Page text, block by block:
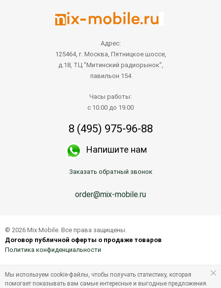
Адрес:
125464, г. Москва, Пятницкое шоссе,
д.18, ТЦ "Митинский радиорынок",
павильон 154
Часы работы:
с 10.00 до 19.00
8 (495) 975-96-88
Напишите нам
Заказать обратный звонок
order@mix-mobile.ru
© 2026 Mix Mobile. Все права защищены.
Договор публичной оферты о продаже товаров
Политика конфиденциальности
Мы используем cookie-файлы, чтобы получать статистику, которая
помогает показывать вам самые интересные и выгодные предложения.